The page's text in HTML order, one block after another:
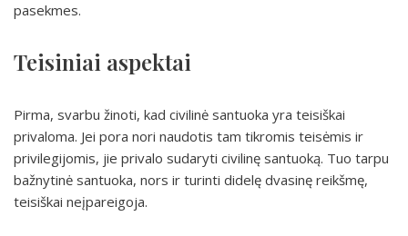
pasekmes.
Teisiniai aspektai
Pirma, svarbu žinoti, kad civilinė santuoka yra teisiškai
privaloma. Jei pora nori naudotis tam tikromis teisėmis ir
privilegijomis, jie privalo sudaryti civilinę santuoką. Tuo tarpu
bažnytinė santuoka, nors ir turinti didelę dvasinę reikšmę,
teisiškai neįpareigoja.